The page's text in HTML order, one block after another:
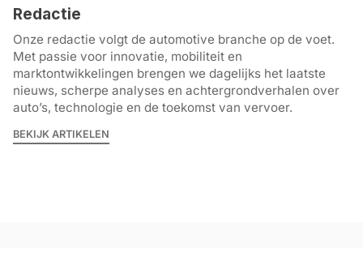
Redactie
Onze redactie volgt de automotive branche op de voet.
Met passie voor innovatie, mobiliteit en
marktontwikkelingen brengen we dagelijks het laatste
nieuws, scherpe analyses en achtergrondverhalen over
auto’s, technologie en de toekomst van vervoer.
BEKIJK ARTIKELEN